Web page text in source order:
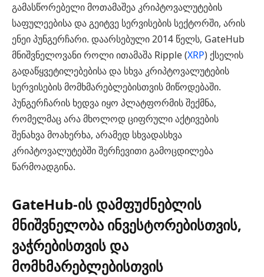
გამასწორებელი მოთამაშეა კრიპტოვალუტების
საფულეებისა და გეიტვე სერვისების სექტორში, არის
ენეი პუნგერჩარი. დაარსებული 2014 წელს, GateHub
მნიშვნელოვანი როლი ითამაშა Ripple (XRP) ქსელის
გადაწყვეტილებებისა და სხვა კრიპტოვალუტების
სერვისების მომხმარებლებისთვის მიწოდებაში.
პუნგერჩარის ხედვა იყო პლატფორმის შექმნა,
რომელმაც არა მხოლოდ ციფრული აქტივების
შენახვა მოახერხა, არამედ სხვადასხვა
კრიპტოვალუტებში შერჩევითი გამოცდილება
წარმოადგინა.
GateHub-ის დამფუძნებლის
მნიშვნელობა ინვესტორებისთვის,
ვაჭრებისთვის და
მომხმარებლებისთვის